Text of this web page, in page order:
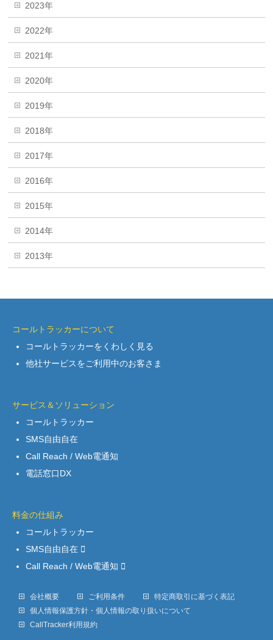
2023年
2022年
2021年
2020年
2019年
2018年
2017年
2016年
2015年
2014年
2013年
コールトラッカーについて
コールトラッカーをくわしく見る
他社サービスをご利用中のお客さま
サービス＆ソリューション
コールトラッカー
SMS自由自在
Call Reach / Web電通知
電話窓口DX
料金の仕組み
コールトラッカー
SMS自由自在
Call Reach / Web電通知
会社概要 ご利用条件
特定商取引に基づく表記
個人情報保護方針・個人情報の取り扱いについて
CallTracker利用規約